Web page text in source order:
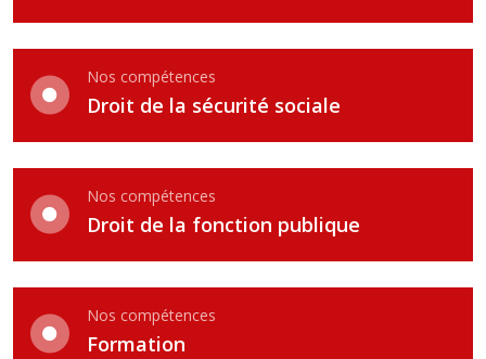
Nos compétences
Droit de la sécurité sociale
Nos compétences
Droit de la fonction publique
Nos compétences
Formation